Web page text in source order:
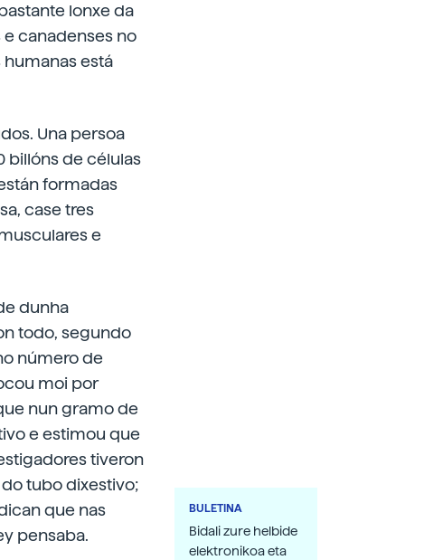
lonxe da
canadenses no
está
Una persoa
billóns de células
formadas
case tres
e
dunha
todo, segundo
número de
moi por
nun gramo de
e estimou que
tiveron
tubo dixestivo;
que nas
pensaba.
BULETINA
Bidali zure helbide
elektronikoa eta